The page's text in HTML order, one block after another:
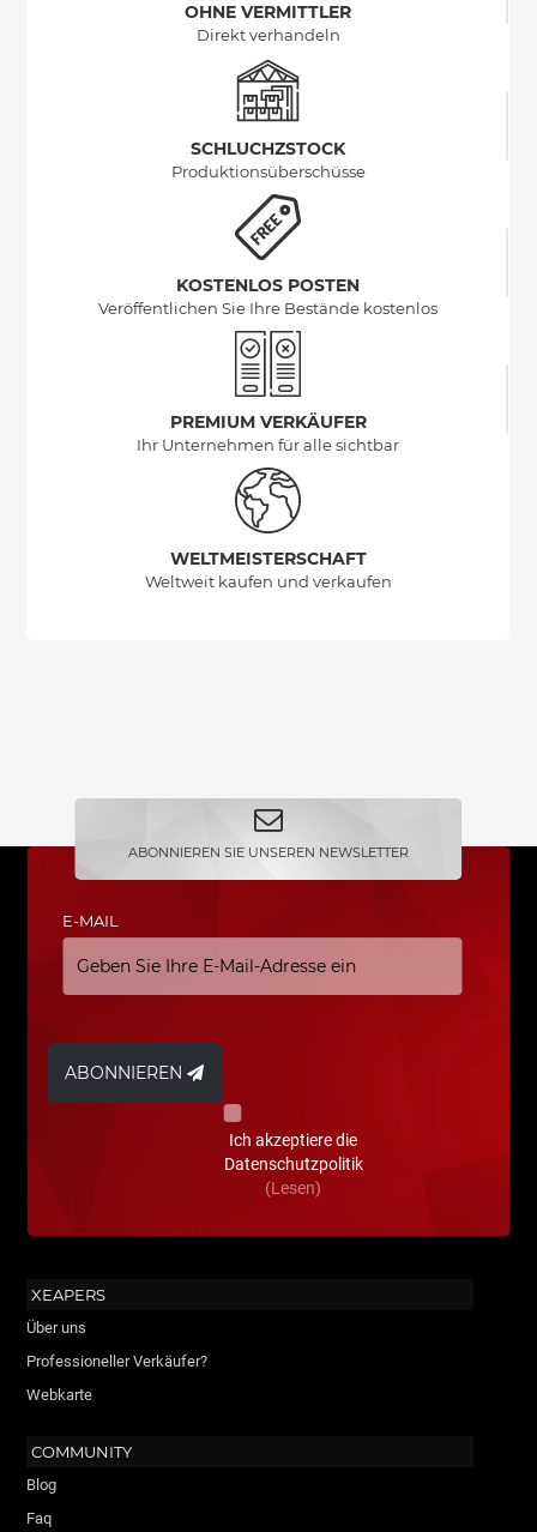
OHNE VERMITTLER
Direkt verhandeln
SCHLUCHZSTOCK
Produktionsüberschüsse
KOSTENLOS POSTEN
Veröffentlichen Sie Ihre Bestände kostenlos
PREMIUM VERKÄUFER
Ihr Unternehmen für alle sichtbar
WELTMEISTERSCHAFT
Weltweit kaufen und verkaufen
ABONNIEREN SIE UNSEREN NEWSLETTER
E-MAIL
ABONNIEREN
Ich akzeptiere die
Datenschutzpolitik
(Lesen)
XEAPERS
Über uns
Professioneller Verkäufer?
Webkarte
COMMUNITY
Blog
Faq